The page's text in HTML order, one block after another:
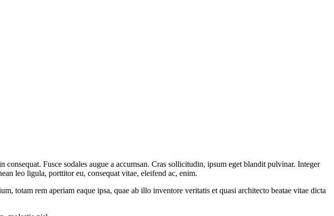
Fusce sodales augue a accumsan. Cras sollicitudin, ipsum eget blandit pulvinar. Integer
leo ligula, porttitor eu, consequat vitae, eleifend ac, enim.
totam rem aperiam eaque ipsa, quae ab illo inventore veritatis et quasi architecto beatae vitae dicta